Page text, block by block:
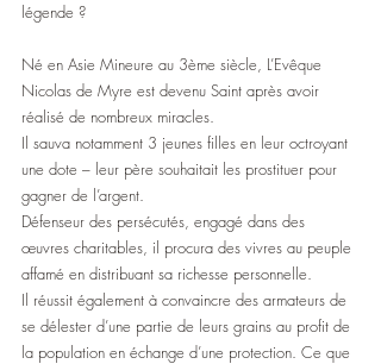
légende ?
Né en Asie Mineure au 3ème siècle, L’Evêque
Nicolas de Myre est devenu Saint après avoir
réalisé de nombreux miracles.
Il sauva notamment 3 jeunes filles en leur octroyant
une dote – leur père souhaitait les prostituer pour
gagner de l’argent.
Défenseur des persécutés, engagé dans des
œuvres charitables, il procura des vivres au peuple
affamé en distribuant sa richesse personnelle.
Il réussit également à convaincre des armateurs de
se délester d’une partie de leurs grains au profit de
la population en échange d’une protection. Ce que